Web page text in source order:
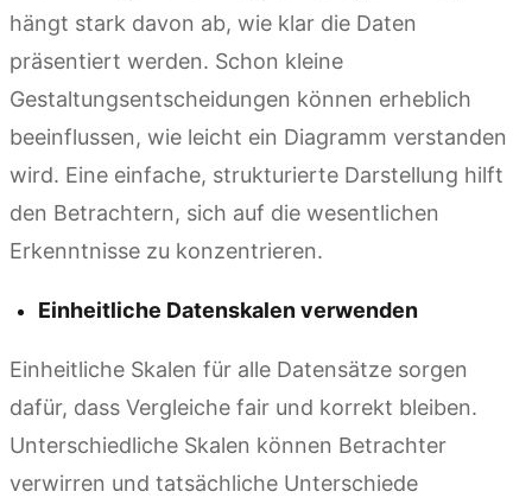
hängt stark davon ab, wie klar die Daten
präsentiert werden. Schon kleine
Gestaltungsentscheidungen können erheblich
beeinflussen, wie leicht ein Diagramm verstanden
wird. Eine einfache, strukturierte Darstellung hilft
den Betrachtern, sich auf die wesentlichen
Erkenntnisse zu konzentrieren.
Einheitliche Datenskalen verwenden
Einheitliche Skalen für alle Datensätze sorgen
dafür, dass Vergleiche fair und korrekt bleiben.
Unterschiedliche Skalen können Betrachter
verwirren und tatsächliche Unterschiede